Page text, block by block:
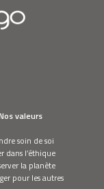
valeurs
soin de soi
dans l’éthique
la planète
pour les autres